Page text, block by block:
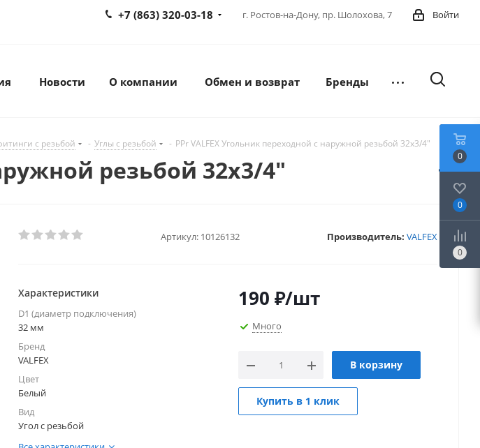
Войти
г. Ростов-на-Дону, пр. Шолохова, 7
+7 (863) 320-03-18
Новости О компании Обмен и возврат Бренды
с резьбой - Углы с резьбой - PPr VALFEX Угольник переходной с наружной резьбой 32х3/4"
резьбой 32х3/4"
Артикул: 10126132 Производитель: VALFEX
Характеристики
D1 (диаметр подключения)
32 мм
Бренд
VALFEX
Цвет
Белый
Вид
Угол с резьбой
190 ₽/шт
Много
В корзину
Купить в 1 клик
0
0
0